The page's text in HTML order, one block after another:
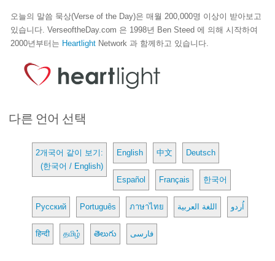
오늘의 말씀 묵상(Verse of the Day)은 매월 200,000명 이상이 받아보고
있습니다. VerseoftheDay.com 은 1998년 Ben Steed 에 의해 시작하여
2000년부터는 Heartlight Network 과 함께하고 있습니다.
다른 언어 선택
2개국어 같이 보기:
(한국어 / English)
English 中文 Deutsch
Español Français 한국어
Русский Português ภาษาไทย اللغة العربية اُردو
हिन्दी தமிழ் తెలుగు فارسی